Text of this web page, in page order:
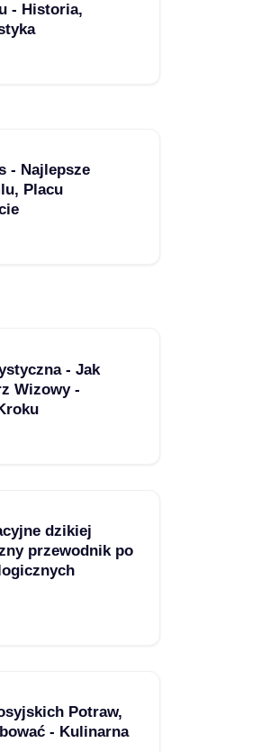
- Historia,
- Najlepsze
Placu
- Jak
Wizowy -
dzikiej
przewodnik po
Potraw,
- Kulinarna